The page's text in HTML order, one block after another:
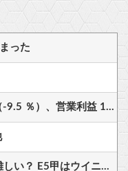
った
任天堂1Q決算 売上高5,178 億円（-9.5 ％）、営業利益 1,425 億円（+150.5 %）
【艦これ】E4とE5はどっちの方が難しい？ E5甲はウイニングランって聞いたんだけど